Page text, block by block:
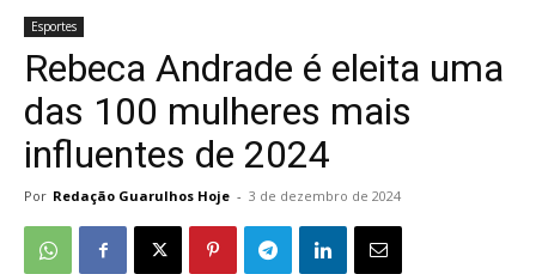
Esportes
Rebeca Andrade é eleita uma
das 100 mulheres mais
influentes de 2024
Por Redação Guarulhos Hoje - 3 de dezembro de 2024